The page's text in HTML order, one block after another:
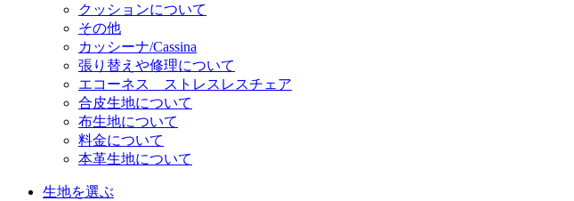
クッションについて
その他
カッシーナ/Cassina
張り替えや修理について
エコーネス ストレスレスチェア
合皮生地について
布生地について
料金について
本革生地について
生地を選ぶ